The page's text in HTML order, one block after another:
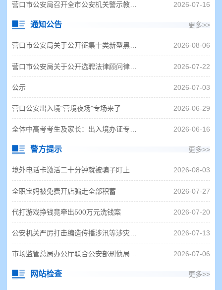
2026-07-16
通知公告 更多>>
2026-08-06
2026-07-22
公示 2026-07-03
营口公安出入境“营境夜场”专场来了 2026-06-29
2026-06-16
警方提示 更多>>
境外电话卡激活二十分钟就被骗子盯上 2026-08-03
全职宝妈被免费开店骗走全部积蓄 2026-07-27
代打游戏挣钱竟牵出500万元洗钱案 2026-07-20
2026-07-13
2026-07-06
网站检查 更多>>